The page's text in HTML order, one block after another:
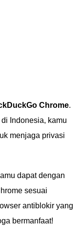
Chrome.
Indonesia, kamu
menjaga privasi
dapat dengan
sesuai
antiblokir yang
bermanfaat!